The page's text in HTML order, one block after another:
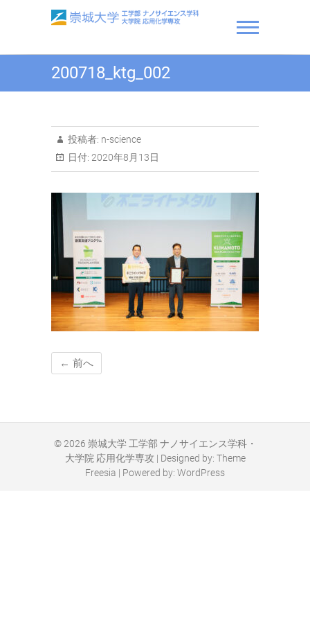
崇城大学 工学部 ナノサ
イエンス学科・大学院 応
200718_ktg_002
投稿者: n-science
日付: 2020年8月13日
← 前へ
© 2026 崇城大学 工学部 ナノサイエンス学科・
大学院 応用化学専攻 | Designed by: Theme
Freesia | Powered by: WordPress